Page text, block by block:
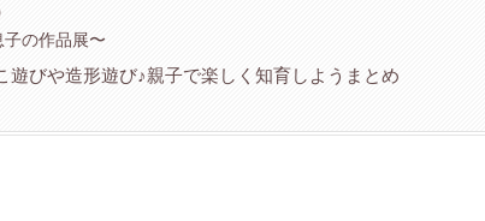
子の作品展〜
遊びや造形遊び♪親子で楽しく知育しようまとめ